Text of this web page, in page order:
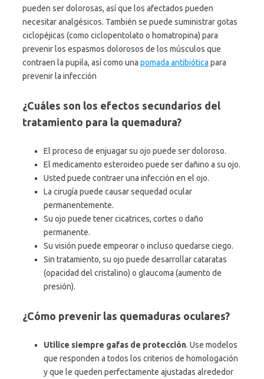
pueden ser dolorosas, así que los afectados pueden
necesitar analgésicos. También se puede suministrar gotas
ciclopéjicas (como ciclopentolato o homatropina) para
prevenir los espasmos dolorosos de los músculos que
contraen la pupila, así como una pomada antibiótica para
prevenir la infección
¿Cuáles son los efectos secundarios del
tratamiento para la quemadura?
El proceso de enjuagar su ojo puede ser doloroso.
El medicamento esteroideo puede ser dañino a su ojo.
Usted puede contraer una infección en el ojo.
La cirugía puede causar sequedad ocular
permanentemente.
Su ojo puede tener cicatrices, cortes o daño
permanente.
Su visión puede empeorar o incluso quedarse ciego.
Sin tratamiento, su ojo puede desarrollar cataratas
(opacidad del cristalino) o glaucoma (aumento de
presión).
¿Cómo prevenir las quemaduras oculares?
Utilice siempre gafas de protección. Use modelos
que responden a todos los criterios de homologación
y que le queden perfectamente ajustadas alrededor